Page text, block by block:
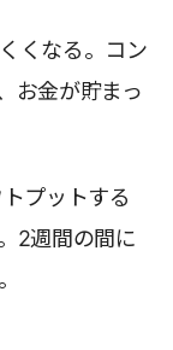
くなる。コン
お金が貯まっ
プットする
2週間の間に